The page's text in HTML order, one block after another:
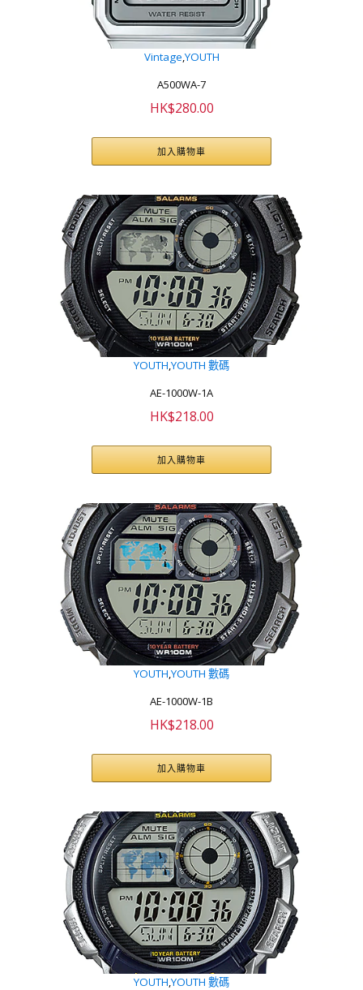
Vintage YOUTH
A500WA-7
HK$280.00
加入購物車
YOUTH YOUTH 數碼
AE-1000W-1A
HK$218.00
加入購物車
YOUTH YOUTH 數碼
AE-1000W-1B
HK$218.00
加入購物車
YOUTH YOUTH 數碼